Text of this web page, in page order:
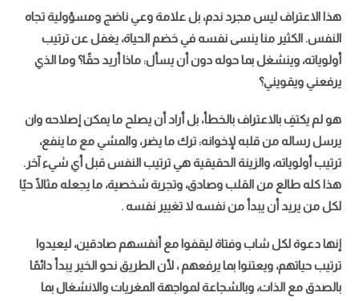
هذا الاعتراف ليس مجرد ندم، بل علامة وعي ناضج ومسؤولية تجاه
النفس. الكثير منا ينسى نفسه في خضم الحياة، يغفل عن ترتيب
أولوياته، وينشغل بما حوله دون أن يسأل: ماذا أريد حقًا؟ وما الذي
يرفعني ويقويني؟
هو لم يكتفِ بالاعتراف بالخطأ، بل أراد أن يصلح ما يمكن إصلاحه وان
يرسل رساله من قلبه لإخوانه: ترك ما يضر، والمشي مع ما ينفع،
ترتيب أولوياته، والزينة الحقيقية هي ترتيب النفس قبل أي شيء آخر.
هذا كله طالع من القلب وصادق، وتجربة شخصية، ما يجعله مثالًا حيًا
لكل من يريد أن يبدأ من نفسه لا تغيير نفسه .
إنها دعوة لكل شاب وفتاة ليقفوا مع أنفسهم صادقين، ليعيدوا
ترتيب حياتهم، ويعتنوا بما يرفعهم ، لأن الطريق نحو الخير يبدأ دائمًا
بالصدق مع الذات، وبالشجاعة لمواجهة المغريات والانشغال بما